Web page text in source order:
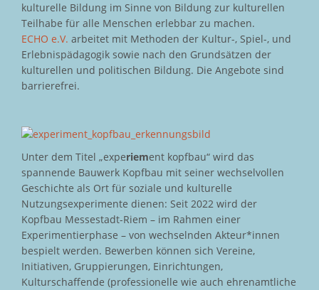
kulturelle Bildung im Sinne von Bildung zur kulturellen
Teilhabe für alle Menschen erlebbar zu machen.
ECHO e.V. arbeitet mit Methoden der Kultur-, Spiel-, und
Erlebnispädagogik sowie nach den Grundsätzen der
kulturellen und politischen Bildung. Die Angebote sind
barrierefrei.
Unter dem Titel „experiement kopfbau“ wird das
spannende Bauwerk Kopfbau mit seiner wechselvollen
Geschichte als Ort für soziale und kulturelle
Nutzungsexperimente dienen: Seit 2022 wird der
Kopfbau Messestadt-Riem – im Rahmen einer
Experimentierphase – von wechselnden Akteur*innen
bespielt werden. Bewerben können sich Vereine,
Initiativen, Gruppierungen, Einrichtungen,
Kulturschaffende (professionelle wie auch ehrenamtliche